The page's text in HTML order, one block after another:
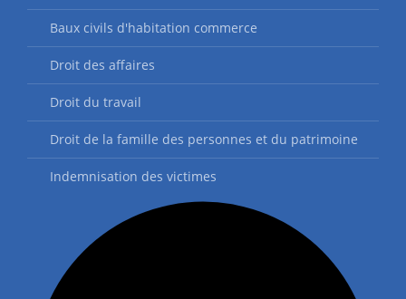
Baux civils d'habitation commerce
Droit des affaires
Droit du travail
Droit de la famille des personnes et du patrimoine
Indemnisation des victimes